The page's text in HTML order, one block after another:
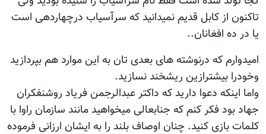
تاکنون از کابل قدیم نمیدانید که سرآسیاب درچهاردهی است
یا در ده افغانان..
امیدوارم که درنوشته های بعدی تان به این موارد هم بپردازید
وخودرا بیشترازین ریشخند نسازید.
واما اینکه دعوا دارید که داکتر عبدالرجمن فریاد روشنفکران
جهاد بود فکر کنم که جنابعالی میخواهید مانند سازمان راوا با
کلمات بازی کنید. چنان اوصاف بلند را به ایشان ارزانی فرموده